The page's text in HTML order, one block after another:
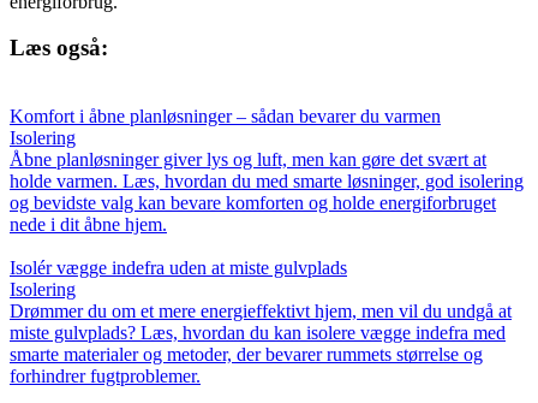
Læs også:
Komfort i åbne planløsninger – sådan bevarer du varmen
Isolering
Åbne planløsninger giver lys og luft, men kan gøre det svært at
holde varmen. Læs, hvordan du med smarte løsninger, god isolering
og bevidste valg kan bevare komforten og holde energiforbruget
nede i dit åbne hjem.
Isolér vægge indefra uden at miste gulvplads
Isolering
Drømmer du om et mere energieffektivt hjem, men vil du undgå at
miste gulvplads? Læs, hvordan du kan isolere vægge indefra med
smarte materialer og metoder, der bevarer rummets størrelse og
forhindrer fugtproblemer.